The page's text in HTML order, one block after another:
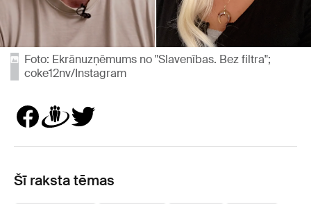
Foto: Ekrānuzņēmums no "Slavenības. Bez filtra";
coke12nv/Instagram
Šī raksta tēmas